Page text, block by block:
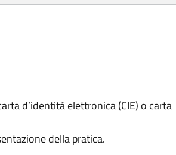
d’identità elettronica (CIE) o carta
della pratica.